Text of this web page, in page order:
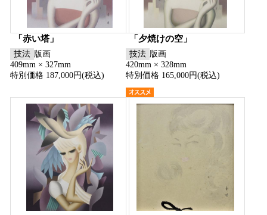
「赤い塔」
技法 版画
409mm × 327mm
特別価格 187,000円(税込)
「夕焼けの空」
技法 版画
420mm × 328mm
特別価格 165,000円(税込)